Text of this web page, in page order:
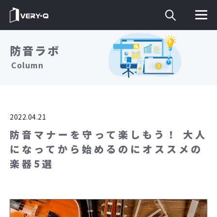
防音ラボ
Column
2022.04.21
防音マナーを守って楽しもう！ 大人
になってから始めるのにオススメの
楽器5選